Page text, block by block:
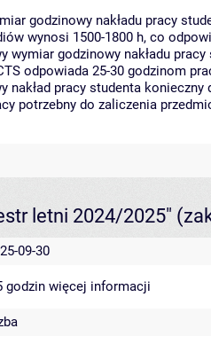
godzinowy nakładu pracy
wynosi 1500-1800 h, co
wymiar godzinowy nakładu
odpowiada 25-30 godzinom
nakład pracy studenta
potrzebny do zaliczenia
letni 2024/2025"
09-30
godzin więcej informacji